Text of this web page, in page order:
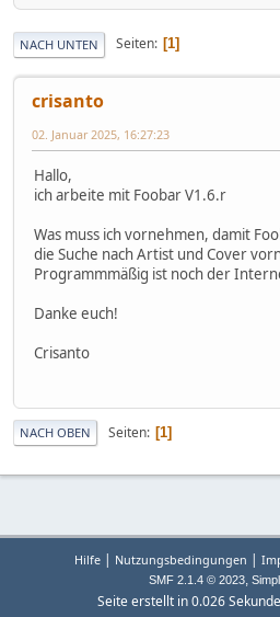
NACH UNTEN Seiten 1
crisanto
02. Januar 2025, 16:27:23
Hallo,
ich arbeite mit Foobar V1.6.r
Was muss ich vornehmen, damit
die Suche nach Artist und Cover
Programmmäßig ist noch der
Danke euch!
Crisanto
NACH OBEN Seiten 1
Hilfe | Nutzungsbedingungen |
SMF 2.1.4 © 2023,
Seite erstellt in 0.026